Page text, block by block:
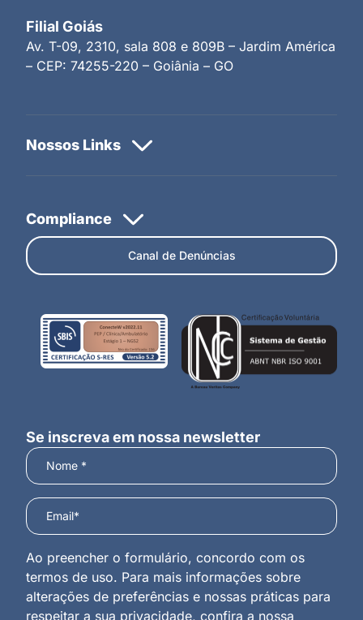
Filial Goiás
Av. T-09, 2310, sala 808 e 809B – Jardim América
– CEP: 74255-220 – Goiânia – GO
Canal de Denúncias
Se inscreva em nossa newsletter
Ao preencher o formulário, concordo com os
termos de uso. Para mais informações sobre
alterações de preferências e nossas práticas para
respeitar a sua privacidade, confira a nossa